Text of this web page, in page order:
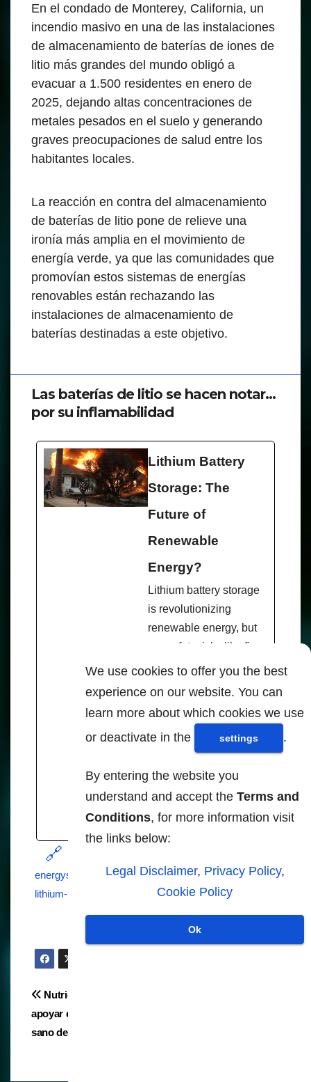
We use cookies to offer you the best
experience on our website. You can
learn more about which cookies we use
or deactivate in the
settings .
By entering the website you
understand and accept the Terms and
Conditions, for more information visit
the links below:
Legal Disclaimer, Privacy Policy,
Cookie Policy
Ok
En el condado de Monterey, California, un
incendio masivo en una de las instalaciones
de almacenamiento de baterías de iones de
litio más grandes del mundo obligó a
evacuar a 1.500 residentes en enero de
2025, dejando altas concentraciones de
metales pesados en el suelo y generando
graves preocupaciones de salud entre los
habitantes locales.
La reacción en contra del almacenamiento
de baterías de litio pone de relieve una
ironía más amplia en el movimiento de
energía verde, ya que las comunidades que
promovían estos sistemas de energías
renovables están rechazando las
instalaciones de almacenamiento de
baterías destinadas a este objetivo.
Las baterías de litio se hacen notar...
por su inflamabilidad
Lithium Battery
Storage: The
Future of
Renewable
Energy?
Lithium battery storage
is revolutionizing
renewable energy, but
are safety risks like fires
and toxic emissions
Para leer y
naturalblaze.com
energys-flammable-reality-blue-states-discover-
lithium-battery-storage-risks.html
Navegación
de
Nutrientes que pueden
apoyar el envejecimiento
sano de la mente